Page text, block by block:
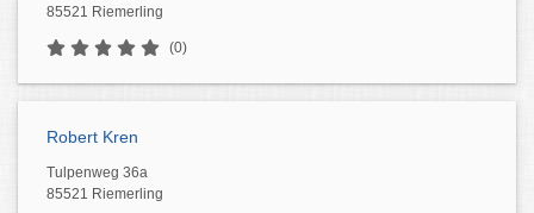
85521 Riemerling
(0)
Robert Kren
Tulpenweg 36a
85521 Riemerling